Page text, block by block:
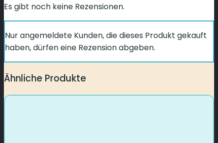
Es gibt noch keine Rezensionen.
Nur angemeldete Kunden, die dieses Produkt gekauft
haben, dürfen eine Rezension abgeben.
Ähnliche Produkte